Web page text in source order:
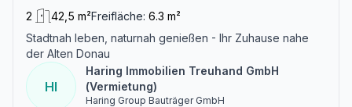
2 42,5 m²Freifläche: 6.3 m²
Stadtnah leben, naturnah genießen - Ihr Zuhause nahe
der Alten Donau
HI
Haring Immobilien Treuhand GmbH
(Vermietung)
Haring Group Bauträger GmbH